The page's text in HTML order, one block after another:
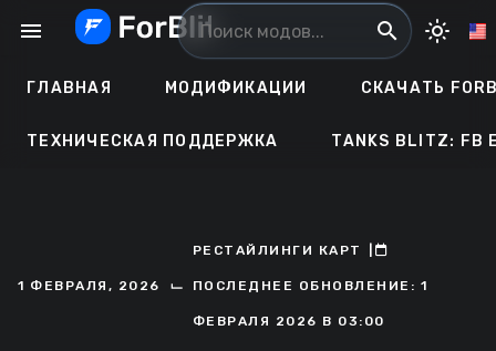
menu search light_mode
ГЛАВНАЯ МОДИФИКАЦИИ СКАЧАТЬ
ТЕХНИЧЕСКАЯ ПОДДЕРЖКА TANKS BLITZ: FB
1 ФЕВРАЛЯ, 2026 ⌙
РЕСТАЙЛИНГИ КАРТ
ПОСЛЕДНЕЕ ОБНОВЛЕНИЕ: 1
ФЕВРАЛЯ 2026 В 03:00